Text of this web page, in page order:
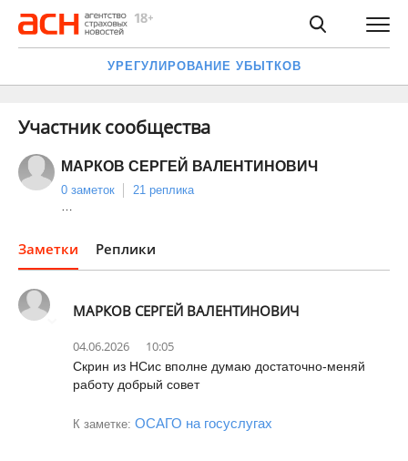
УРЕГУЛИРОВАНИЕ УБЫТКОВ
Участник сообщества
МАРКОВ СЕРГЕЙ ВАЛЕНТИНОВИЧ
0 заметок
21 реплика
…
Заметки Реплики
МАРКОВ СЕРГЕЙ ВАЛЕНТИНОВИЧ
04.06.2026 10:05
Скрин из НСис вполне думаю достаточно-меняй
работу добрый совет
К заметке: ОСАГО на госуслугах